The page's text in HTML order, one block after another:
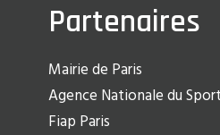
Partenaires
Mairie de Paris
Agence Nationale du Sport
Fiap Paris